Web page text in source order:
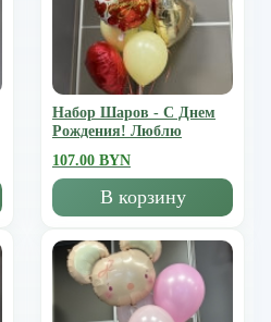
Набор Шаров - С Днем
Рождения! Люблю
107.00 BYN
В корзину